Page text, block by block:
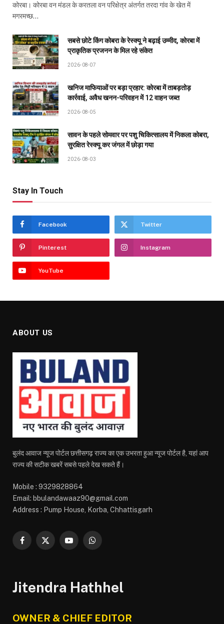
कोरबा। कोरबा वन मंडल के करतला वन परिक्षेत्र अंतर्गत तरदा गांव के खेत में
मगरमच्छ…
सबसे छोटे किंग कोबरा के रेस्क्यू ने बढ़ाई उम्मीद, कोरबा में
प्राकृतिक प्रजनन के मिल रहे संकेत
2026-08-07
खनिज माफियाओं पर बड़ा प्रहार: कोरबा में ताबड़तोड़
कार्रवाई, अवैध खनन-परिवहन में 12 वाहन जब्त
2026-08-05
सावन के पहले सोमवार पर पशु चिकित्सालय में निकला कोबरा,
सुरक्षित रेस्क्यू कर जंगल में छोड़ा गया
2026-08-03
Stay In Touch
Facebook Twitter
Pinterest Instagram
YouTube
ABOUT US
बुलंद आवाज न्यूज पोर्टल छत्तीसगढ़ राज्य का एक उभरता हुआ न्यूज पोर्टल है, यहां आप
राज्य की सटीक खबरें सबसे पहले देख सकते हैं।
Mobile : 9329828864
Email: bbulandawaaz90@gmail.com
Address : Pump House, Korba, Chhattisgarh
Facebook
X
YouTubeWhatsApp
Jitendra Hathhel
OWNER & CHIEF EDITOR